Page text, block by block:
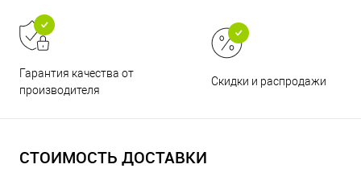
Гарантия качества от
производителя
Скидки и распродажи
СТОИМОСТЬ ДОСТАВКИ